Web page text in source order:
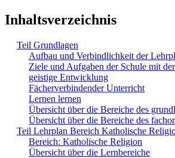
Inhaltsverzeichnis
Teil Grundlagen
Aufbau und Verbindlichkeit der
Ziele und Aufgaben der Schule mit
geistige Entwicklung
Fächerverbindender Unterricht
Lernen lernen
Übersicht über die Bereiche des
Übersicht über die Bereiche des
Teil Lehrplan Bereich Katholische
Bereich: Katholische Religion
Übersicht über die Lernbereiche